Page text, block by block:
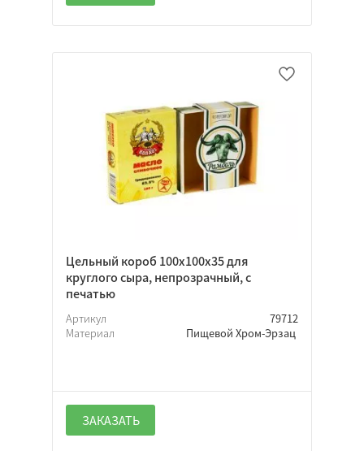
Цельный короб 100х100х35 для
круглого сыра, непрозрачный, с
печатью
Артикул
79712
Материал
Пищевой Хром-Эрзац
ЗАКАЗАТЬ